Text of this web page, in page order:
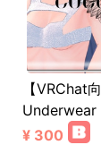
【VRChat
¥ 300